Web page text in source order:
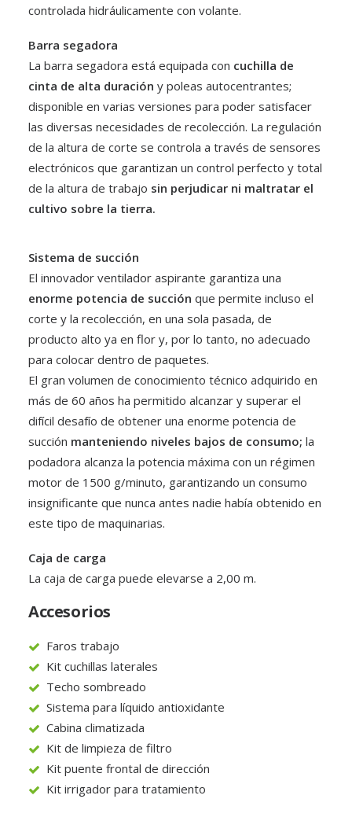
controlada hidráulicamente con volante.
Barra segadora
La barra segadora está equipada con cuchilla de
cinta de alta duración y poleas autocentrantes;
disponible en varias versiones para poder satisfacer
las diversas necesidades de recolección. La regulación
de la altura de corte se controla a través de sensores
electrónicos que garantizan un control perfecto y total
de la altura de trabajo sin perjudicar ni maltratar el
cultivo sobre la tierra.
Sistema de succión
El innovador ventilador aspirante garantiza una
enorme potencia de succión que permite incluso el
corte y la recolección, en una sola pasada, de
producto alto ya en flor y, por lo tanto, no adecuado
para colocar dentro de paquetes.
El gran volumen de conocimiento técnico adquirido en
más de 60 años ha permitido alcanzar y superar el
difícil desafío de obtener una enorme potencia de
succión manteniendo niveles bajos de consumo; la
podadora alcanza la potencia máxima con un régimen
motor de 1500 g/minuto, garantizando un consumo
insignificante que nunca antes nadie había obtenido en
este tipo de maquinarias.
Caja de carga
La caja de carga puede elevarse a 2,00 m.
Accesorios
Faros trabajo
Kit cuchillas laterales
Techo sombreado
Sistema para líquido antioxidante
Cabina climatizada
Kit de limpieza de filtro
Kit puente frontal de dirección
Kit irrigador para tratamiento